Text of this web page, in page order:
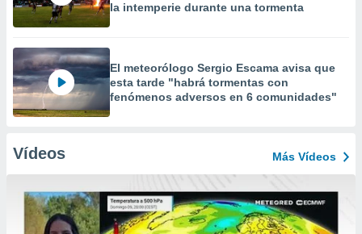
la intemperie durante una tormenta
El meteorólogo Sergio Escama avisa que
esta tarde "habrá tormentas con
fenómenos adversos en 6 comunidades"
Vídeos Más Vídeos